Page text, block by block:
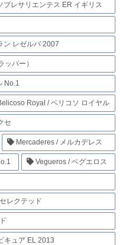
レサリエンテス ER イギリス
ン レゼルバ 2007
パー）
No.1
Royal / ベリコソ ロイヤル
セ
Mercaderes / メルカデレス
Vegueros / ベグエロス
レクテッド
キュア EL 2013